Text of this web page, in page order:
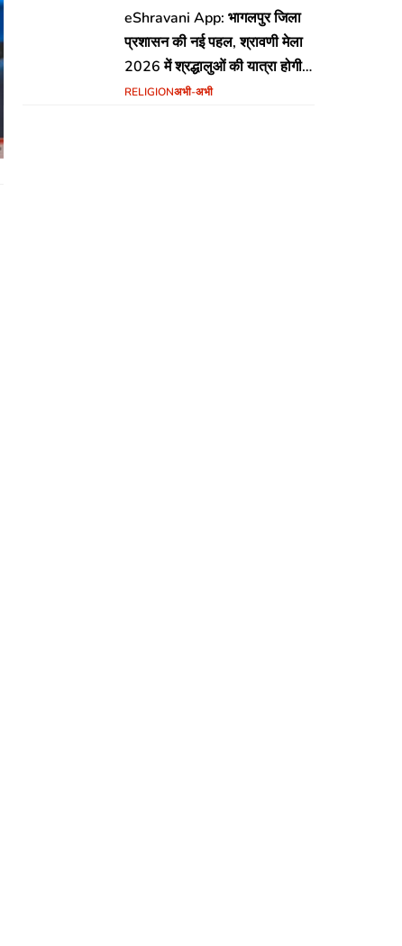
eShravani App: भागलपुर जिला
प्रशासन की नई पहल, श्रावणी मेला
2026 में श्रद्धालुओं की यात्रा होगी
सुरक्षित और सुगम
RELIGIONअभी-अभी